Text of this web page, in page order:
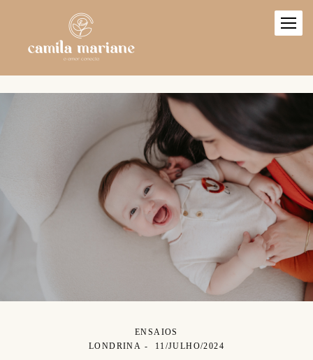
ENSAIOS
LONDRINA
11/JULHO/2024